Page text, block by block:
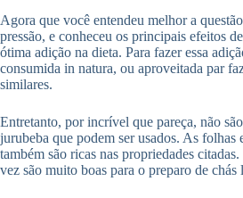
Agora que você entendeu melhor a
pressão, e conheceu os principais efeitos
ótima adição na dieta. Para fazer essa
consumida in natura, ou aproveitada par
similares.
Entretanto, por incrível que pareça, não
jurubeba que podem ser usados. As folhas
também são ricas nas propriedades
vez são muito boas para o preparo de chás